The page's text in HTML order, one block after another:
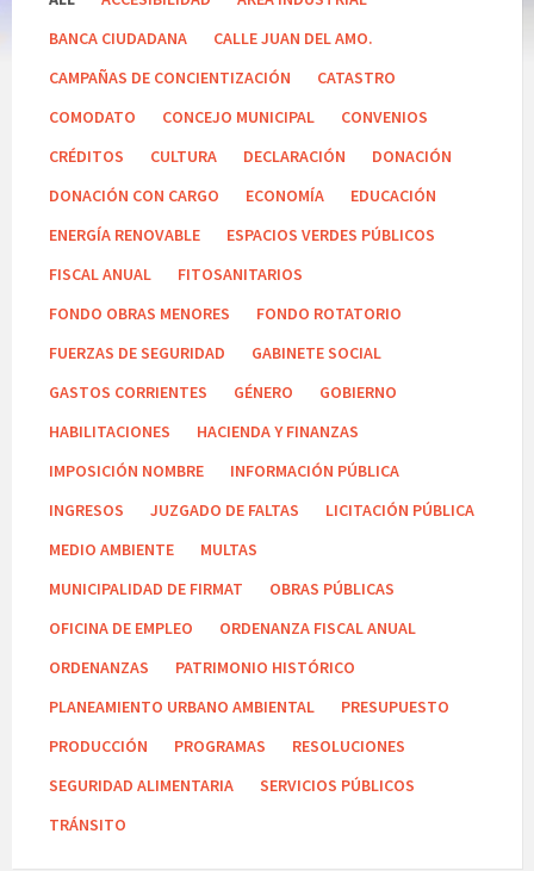
BANCA CIUDADANA
CALLE JUAN DEL AMO.
CAMPAÑAS DE CONCIENTIZACIÓN
CATASTRO
COMODATO
CONCEJO MUNICIPAL
CONVENIOS
CRÉDITOS
CULTURA DECLARACIÓN
DONACIÓN
DONACIÓN CON CARGO
ECONOMÍA
EDUCACIÓN
ENERGÍA RENOVABLE
ESPACIOS VERDES PÚBLICOS
FISCAL ANUAL
FITOSANITARIOS
FONDO OBRAS MENORES
FONDO ROTATORIO
FUERZAS DE SEGURIDAD
GABINETE SOCIAL
GASTOS CORRIENTES
GÉNERO
GOBIERNO
HABILITACIONES
HACIENDA Y FINANZAS
IMPOSICIÓN NOMBRE
INFORMACIÓN PÚBLICA
INGRESOS
JUZGADO DE FALTAS
LICITACIÓN PÚBLICA
MEDIO AMBIENTE
MULTAS
MUNICIPALIDAD DE FIRMAT
OBRAS PÚBLICAS
OFICINA DE EMPLEO
ORDENANZA FISCAL ANUAL
ORDENANZAS
PATRIMONIO HISTÓRICO
PLANEAMIENTO URBANO AMBIENTAL
PRESUPUESTO
PRODUCCIÓN
PROGRAMAS
RESOLUCIONES
SEGURIDAD ALIMENTARIA
SERVICIOS PÚBLICOS
TRÁNSITO